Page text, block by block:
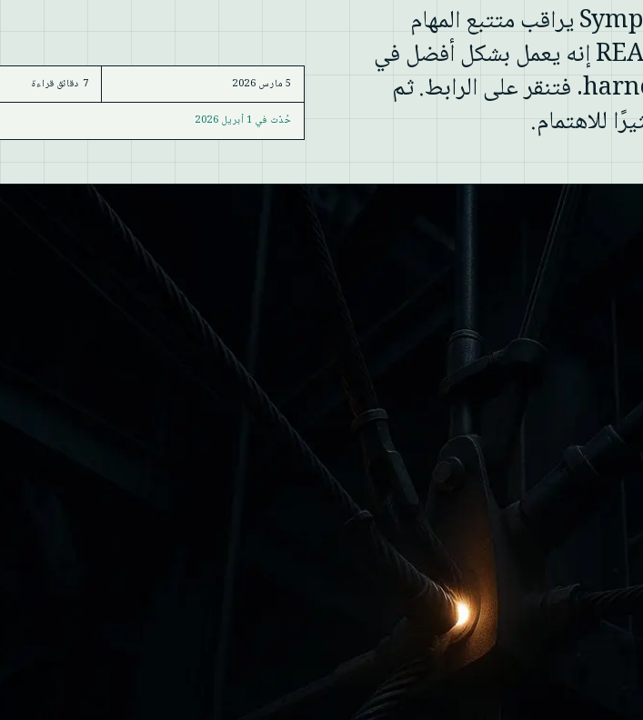
أطلقت OpenAI نظام Symphony — daemon يراقب متتبع المهام
وينشر وكلاء لإغلاق التذاكر. يقول ملف README إنه يعمل بشكل أفضل في
قواعد الأكواد التي تبنّت harness engineering. فتنقر على الرابط. ثم
5 مارس 2026 7 دقائق قراءة
حُدّث في 1 أبريل 2026